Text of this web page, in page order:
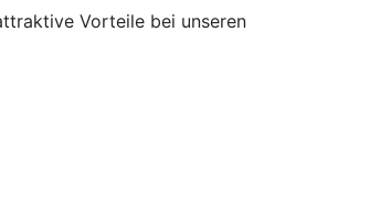
Vorteile bei unseren